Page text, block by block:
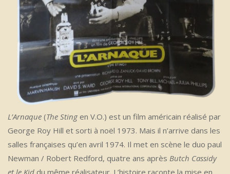
L’Arnaque (The Sting en V.O.) est un film américain réalisé par
George Roy Hill et sorti à noël 1973. Mais il n’arrive dans les
salles françaises qu’en avril 1974. Il met en scène le duo paul
Newman / Robert Redford, quatre ans après Butch Cassidy
et le Kid du même réalisateur. L’histoire raconte la mise en